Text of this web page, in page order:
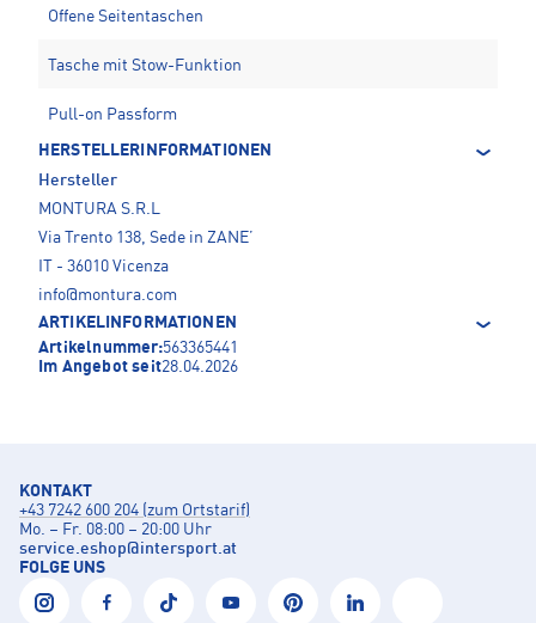
Offene Seitentaschen
Tasche mit Stow-Funktion
Pull-on Passform
HERSTELLERINFORMATIONEN
Hersteller
MONTURA S.R.L
Via Trento 138, Sede in ZANE’
IT - 36010 Vicenza
info@montura.com
ARTIKELINFORMATIONEN
Artikelnummer:563365441
Im Angebot seit28.04.2026
KONTAKT
+43 7242 600 204 (zum Ortstarif)
Mo. – Fr. 08:00 – 20:00 Uhr
service.eshop@intersport.at
FOLGE UNS